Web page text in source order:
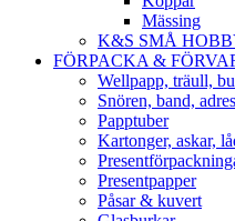
Mässing
K&S SMÅ
FÖRPACKA &
Wellpapp, träull,
Snören, band,
Papptuber
Kartonger, askar,
Presentpapper
Påsar & kuvert